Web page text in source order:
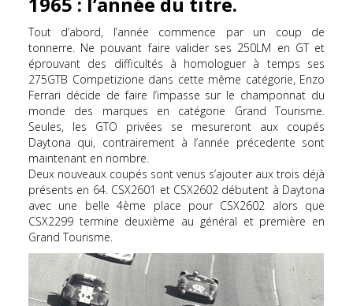
Tout d’abord, l’année commence par un coup de
tonnerre. Ne pouvant faire valider ses 250LM en GT et
éprouvant des difficultés à homologuer à temps ses
275GTB Competizione dans cette même catégorie, Enzo
Ferrari décide de faire l’impasse sur le champonnat du
monde des marques en catégorie Grand Tourisme.
Seules, les GTO privées se mesureront aux coupés
Daytona qui, contrairement à l’année précedente sont
maintenant en nombre.
Deux nouveaux coupés sont venus s’ajouter aux trois déjà
présents en 64. CSX2601 et CSX2602 débutent à Daytona
avec une belle 4ème place pour CSX2602 alors que
CSX2299 termine deuxième au général et première en
Grand Tourisme.